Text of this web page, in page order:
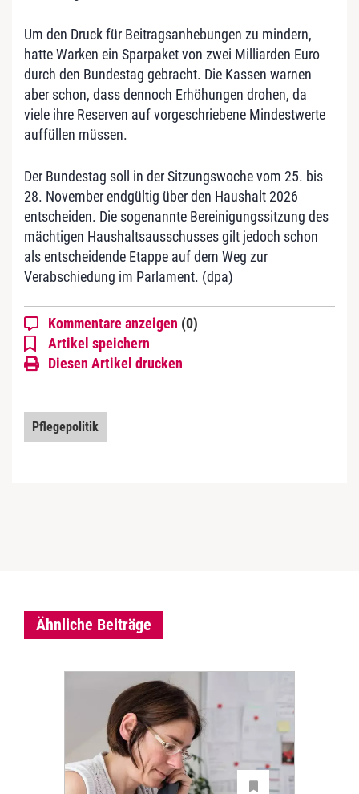
Um den Druck für Beitragsanhebungen zu mindern,
hatte Warken ein Sparpaket von zwei Milliarden Euro
durch den Bundestag gebracht. Die Kassen warnen
aber schon, dass dennoch Erhöhungen drohen, da
viele ihre Reserven auf vorgeschriebene Mindestwerte
auffüllen müssen.
Der Bundestag soll in der Sitzungswoche vom 25. bis
28. November endgültig über den Haushalt 2026
entscheiden. Die sogenannte Bereinigungssitzung des
mächtigen Haushaltsausschusses gilt jedoch schon
als entscheidende Etappe auf dem Weg zur
Verabschiedung im Parlament. (dpa)
Kommentare anzeigen (0)
Artikel speichern
Diesen Artikel drucken
Pflegepolitik
Ähnliche Beiträge